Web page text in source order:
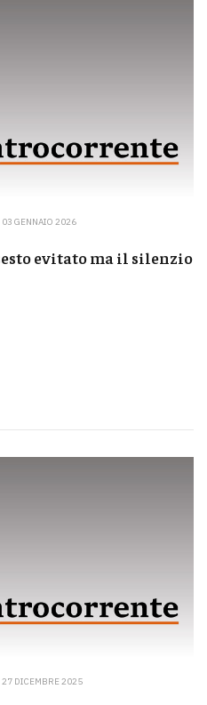
03 GENNAIO 2026
evitato ma il silenzio
27 DICEMBRE 2025